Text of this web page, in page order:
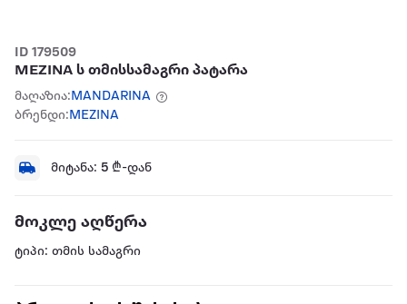
ID 179509
MEZINA ს თმისსამაგრი პატარა
მაღაზია:MANDARINA
ბრენდი:MEZINA
მიტანა: 5 ₾-დან
მოკლე აღწერა
ტიპი: თმის სამაგრი